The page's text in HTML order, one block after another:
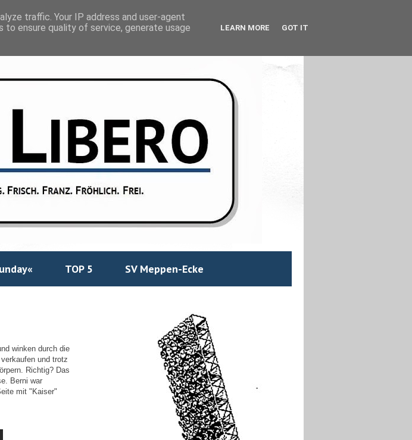
TOP 5 SV Meppen-Ecke
winken durch die
und trotz
Richtig? Das
Berni war
mit "Kaiser"
traffic. Your IP address and user-agent
ensure quality of service, generate usage
LEARN MORE GOT IT